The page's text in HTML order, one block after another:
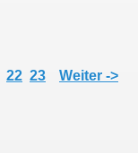
22 23 Weiter ->